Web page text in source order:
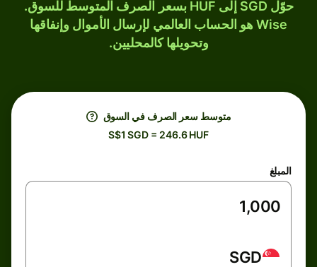
حوّل SGD إلى HUF بسعر الصرف المتوسط للسوق.
Wise هو الحساب العالمي لإرسال الأموال وإنفاقها
وتحويلها كالمحليين.
متوسط ​​سعر الصرف في السوق
S$1 SGD = 246.6 HUF
المبلغ
SGD